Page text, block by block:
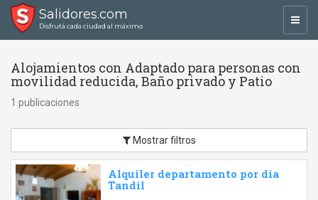
Salidores.com
Disfrutá cada ciudad al máximo
Alojamientos con Adaptado para personas con
movilidad reducida, Baño privado y Patio
1 publicaciones
Mostrar filtros
Alquiler departamento por dia
Tandil